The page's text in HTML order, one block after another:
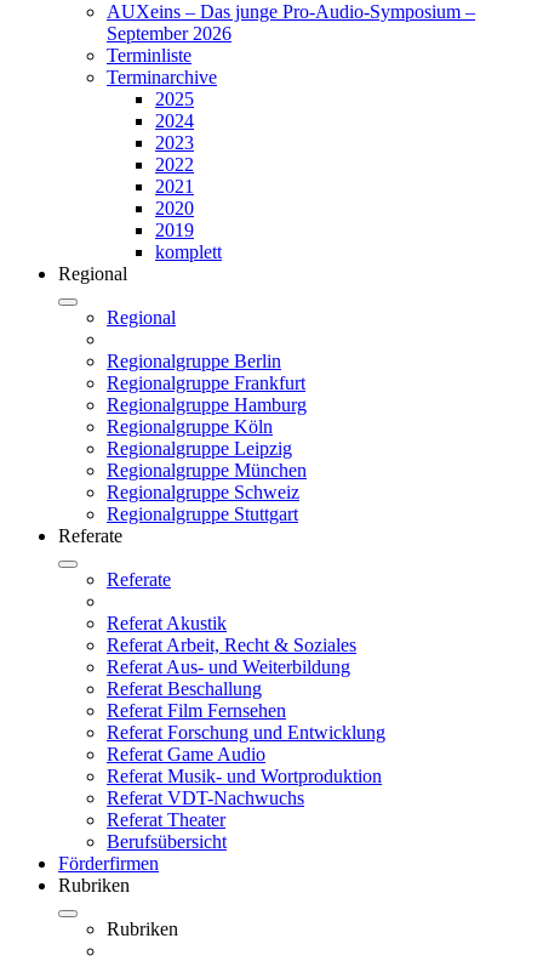
AUXeins – Das junge Pro-Audio-Symposium –
September 2026
Terminliste
Terminarchive
2025
2024
2023
2022
2021
2020
2019
komplett
Regional
Regional
Regionalgruppe Berlin
Regionalgruppe Frankfurt
Regionalgruppe Hamburg
Regionalgruppe Köln
Regionalgruppe Leipzig
Regionalgruppe München
Regionalgruppe Schweiz
Regionalgruppe Stuttgart
Referate
Referate
Referat Akustik
Referat Arbeit, Recht & Soziales
Referat Aus- und Weiterbildung
Referat Beschallung
Referat Film Fernsehen
Referat Forschung und Entwicklung
Referat Game Audio
Referat Musik- und Wortproduktion
Referat VDT-Nachwuchs
Referat Theater
Berufsübersicht
Förderfirmen
Rubriken
Rubriken